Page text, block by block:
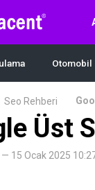
Otomobil
Seo Rehberi
Üst
15 Ocak 2025